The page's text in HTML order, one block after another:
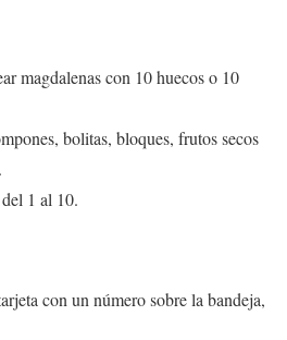
magdalenas con 10 huecos o 10
bolitas, bloques, frutos secos
1 al 10.
con un número sobre la bandeja,